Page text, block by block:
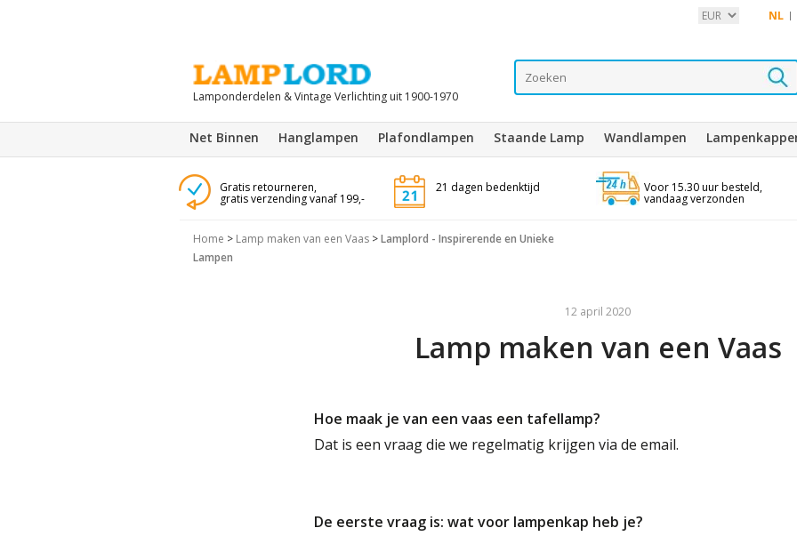
NL
Lamponderdelen & Vintage Verlichting uit 1900-1970
Net Binnen Hanglampen Plafondlampen Staande Lamp Wandlampen
Gratis retourneren,
gratis verzending vanaf 199,-
21 dagen bedenktijd Voor 15.30 uur besteld,
vandaag verzonden
Home > Lamp maken van een Vaas >Lamplord - Inspirerende en Unieke
Lampen
12 april 2020
Lamp maken van een Vaas
Hoe maak je van een vaas een tafellamp?
Dat is een vraag die we regelmatig krijgen via de email.
De eerste vraag is: wat voor lampenkap heb je?